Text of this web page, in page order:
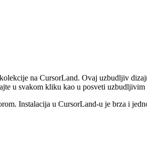
na CursorLand. Ovaj uzbudljiv
u svakom kliku kao u posveti
Instalacija u CursorLand-u je brza i